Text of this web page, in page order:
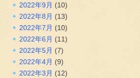
2022年9月 (10)
2022年8月 (13)
2022年7月 (10)
2022年6月 (11)
2022年5月 (7)
2022年4月 (9)
2022年3月 (12)